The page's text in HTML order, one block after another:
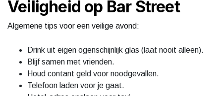
Veiligheid op Bar Street
Algemene tips voor een veilige avond:
Drink uit eigen ogenschijnlijk glas (laat nooit alleen).
Blijf samen met vrienden.
Houd contant geld voor noodgevallen.
Telefoon laden voor je gaat.